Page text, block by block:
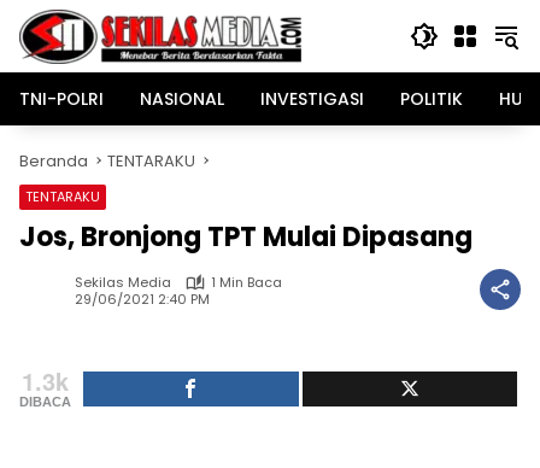
Langsung
konten
TNI-POLRI
NASIONAL INVESTIGASI POLITIK
Beranda TENTARAKU
TENTARAKU
Jos, Bronjong TPT Mulai Dipasang
Sekilas Media
1 Min Baca
29/06/2021 2:40 PM
1.3k
DIBACA